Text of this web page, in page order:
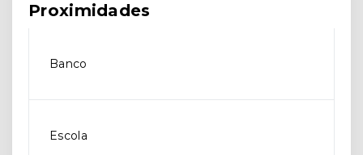
Proximidades
Banco
Escola